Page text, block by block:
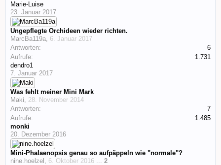
Marie-Luise
23. Januar 2017
Ungepflegte Orchideen wieder richten.
MarcBa119a, 6. Januar 2017
Antworten:
6
Aufrufe:
1.731
dendro1
7. Januar 2017
Was fehlt meiner Mini Mark
Maki, 28. November 2014
Antworten:
7
Aufrufe:
1.485
monki
20. Dezember 2016
Mini-Phalaenopsis genau so aufpäppeln wie "normale"?
nine.hoelzel , 6. Oktober 2016 ... 2